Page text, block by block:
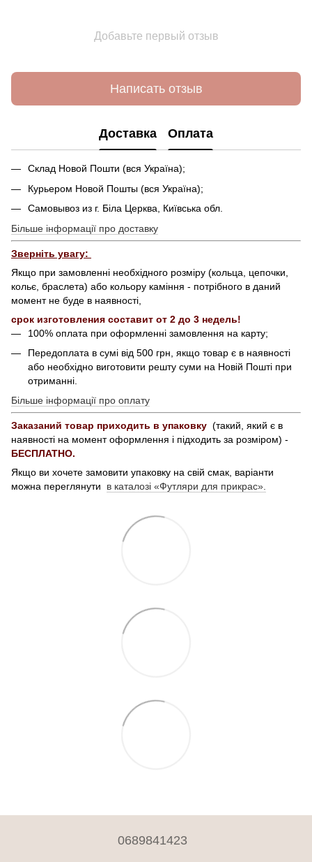
Добавьте первый отзыв
Написать отзыв
Доставка Оплата
Склад Новой Пошти (вся Україна);
Курьером Новой Пошты (вся Україна);
Самовывоз из г. Біла Церква, Київська обл.
Більше інформації про доставку
Зверніть увагу:
Якщо при замовленні необхідного розміру (кольца, цепочки,
кольє, браслета) або кольору каміння - потрібного в даний
момент не буде в наявності,
срок изготовления составит от 2 до 3 недель!
100% оплата при оформленні замовлення на карту;
Передоплата в сумі від 500 грн, якщо товар є в наявності
або необхідно виготовити решту суми на Новій Пошті при
отриманні.
Більше інформації про оплату
Заказаний товар приходить в упаковку (такий, який є в
наявності на момент оформлення і підходить за розміром) -
БЕСПЛАТНО.
Якщо ви хочете замовити упаковку на свій смак, варіанти
можна переглянути в каталозі «Футляри для прикрас».
0689841423